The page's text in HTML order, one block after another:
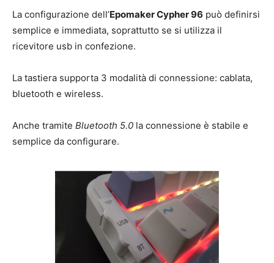
La configurazione dell’Epomaker Cypher 96 può definirsi
semplice e immediata, soprattutto se si utilizza il
ricevitore usb in confezione.
La tastiera supporta 3 modalità di connessione: cablata,
bluetooth e wireless.
Anche tramite Bluetooth 5.0 la connessione è stabile e
semplice da configurare.